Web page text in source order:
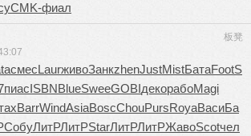
CMK-фиал
板凳
смесLaurживоЗанкzhenJustMistБатаFootS
пиасISBNBlueSweeGOBIдекорабоMagi
BarrWindAsiaBoscChouPursRoyaВасиБа
СобуЛитРЛитРStarЛитРЛитРЖавоScotчел